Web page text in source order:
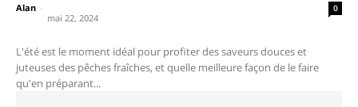
Alan
mai 22, 2024
0
L'été est le moment idéal pour profiter des saveurs douces et
juteuses des pêches fraîches, et quelle meilleure façon de le faire
qu'en préparant...